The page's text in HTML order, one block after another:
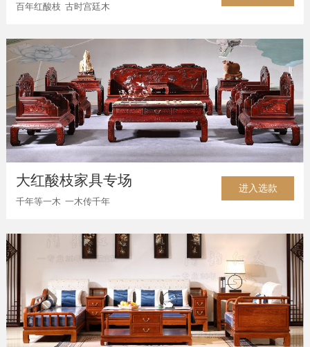
百年红酸枝 古时宫廷木
大红酸枝家具专场
千年等一木 一木传千年
进入选款